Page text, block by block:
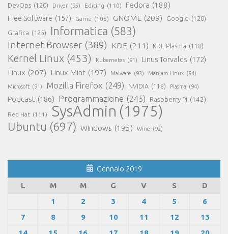
DevOps (120) Driver (95) Editing (110) Fedora (188)
Free Software (157) Game (108) GNOME (209) Google (120)
Grafica (125) Informatica (583)
Internet Browser (389) KDE (211) KDE Plasma (118)
Kernel Linux (453) Kubernetes (91) Linus Torvalds (172)
Linux (207) Linux Mint (197) Malware (93) Manjaro Linux (94)
Microsoft (91) Mozilla Firefox (249) NVIDIA (118) Plasma (94)
Podcast (186) Programmazione (245) Raspberry Pi (142)
Red Hat (111) SysAdmin (1975)
Ubuntu (697) Windows (195) Wine (92)
Gennaio 2019
L
M M G V S
D
1
2 3 4 5
6
7
8 9 10 11 12
13